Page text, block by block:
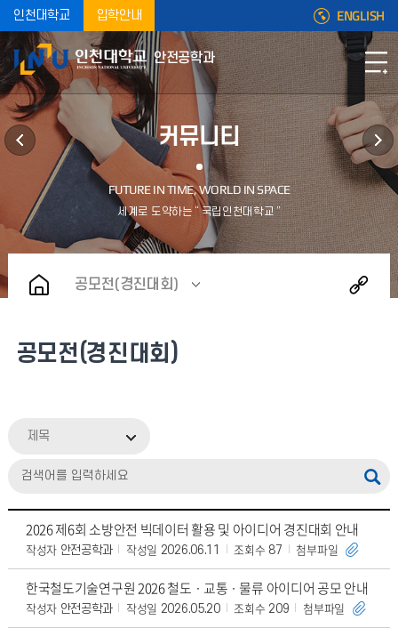
인천대학교 입학안내 ENGLISH
안전공학과
커뮤니티
공모전(경진대회)
공모전(경진대회)
제목
2026 제6회 소방안전 빅데이터 활용 및 아이디어 경진대회 안내
작성자 안전공학과 작성일 2026.06.11 조회수 87 첨부파일
한국철도기술연구원 2026 철도 · 교통 · 물류 아이디어 공모 안내
작성자 안전공학과 작성일 2026.05.20 조회수 209 첨부파일